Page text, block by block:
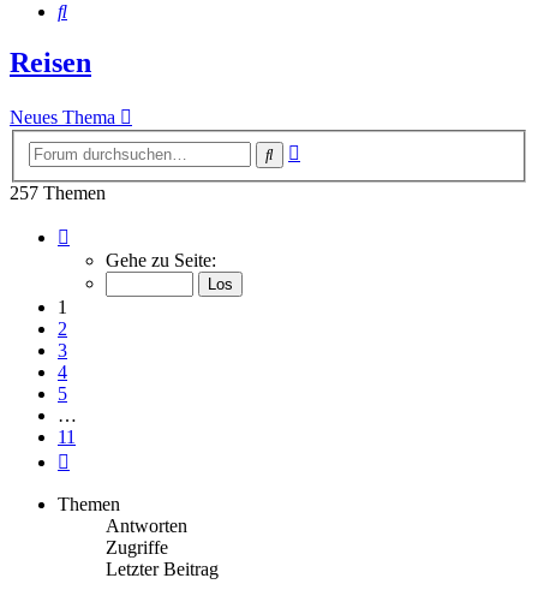
Suche
Reisen
Neues Thema
Suche
257 Themen
von
Gehe zu Seite:
1
2
3
4
5
…
11
Themen
Antworten
Zugriffe
Letzter Beitrag